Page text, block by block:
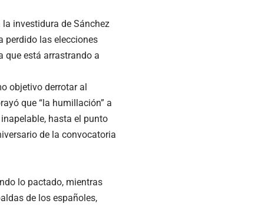
investidura de Sánchez
perdido las elecciones
que está arrastrando a
objetivo derrotar al
que “la humillación” a
hasta el punto
de la convocatoria
lo pactado, mientras
de los españoles,